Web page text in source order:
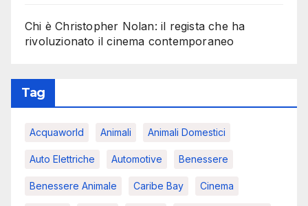
Chi è Christopher Nolan: il regista che ha
rivoluzionato il cinema contemporaneo
Tag
Acquaworld Animali Animali Domestici
Auto Elettriche Automotive Benessere
Benessere Animale Caribe Bay Cinema